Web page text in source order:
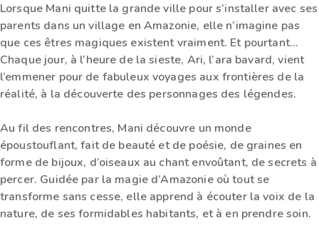
Lorsque Mani quitte la grande ville pour s’installer avec ses
parents dans un village en Amazonie, elle n’imagine pas
que ces êtres magiques existent vraiment. Et pourtant…
Chaque jour, à l’heure de la sieste, Ari, l’ara bavard, vient
l’emmener pour de fabuleux voyages aux frontières de la
réalité, à la découverte des personnages des légendes.
Au fil des rencontres, Mani découvre un monde
époustouflant, fait de beauté et de poésie, de graines en
forme de bijoux, d’oiseaux au chant envoûtant, de secrets à
percer. Guidée par la magie d’Amazonie où tout se
transforme sans cesse, elle apprend à écouter la voix de la
nature, de ses formidables habitants, et à en prendre soin.